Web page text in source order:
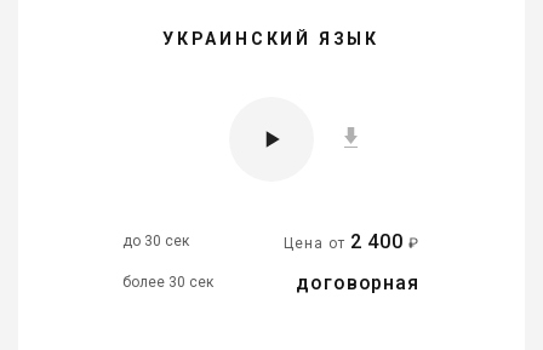
УКРАИНСКИЙ ЯЗЫК
до 30 сек Цена от 2 400 ₽
более 30 сек договорная